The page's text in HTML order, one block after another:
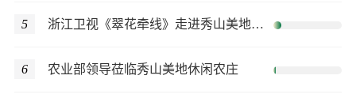
5 浙江卫视《翠花牵线》走进秀山美地休闲农庄
6 农业部领导莅临秀山美地休闲农庄